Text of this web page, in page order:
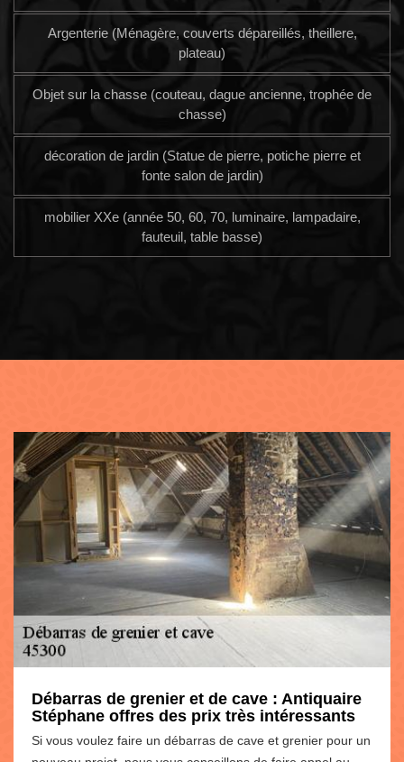
Argenterie (Ménagère, couverts dépareillés, theillere,
plateau)
Objet sur la chasse (couteau, dague ancienne, trophée de
chasse)
décoration de jardin (Statue de pierre, potiche pierre et
fonte salon de jardin)
mobilier XXe (année 50, 60, 70, luminaire, lampadaire,
fauteuil, table basse)
Débarras de grenier et de cave : Antiquaire
Stéphane offres des prix très intéressants
Si vous voulez faire un débarras de cave et grenier pour un